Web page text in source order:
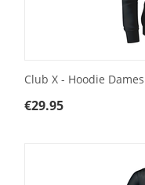
Club X - Hoodie Dames
€29.95